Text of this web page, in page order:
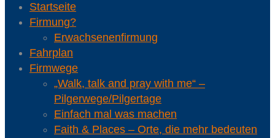
Startseite
Firmung?
Erwachsenenfirmung
Fahrplan
Firmwege
„Walk, talk and pray with me“ –
Pilgerwege/Pilgertage
Einfach mal was machen
Faith & Places – Orte, die mehr bedeuten